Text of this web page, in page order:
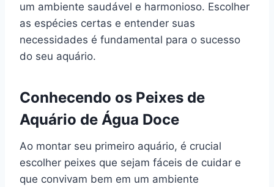
um ambiente saudável e harmonioso. Escolher
as espécies certas e entender suas
necessidades é fundamental para o sucesso
do seu aquário.
Conhecendo os Peixes de
Aquário de Água Doce
Ao montar seu primeiro aquário, é crucial
escolher peixes que sejam fáceis de cuidar e
que convivam bem em um ambiente